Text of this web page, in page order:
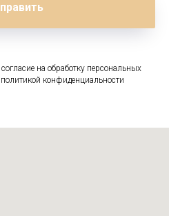
на обработку персональных
конфиденциальности